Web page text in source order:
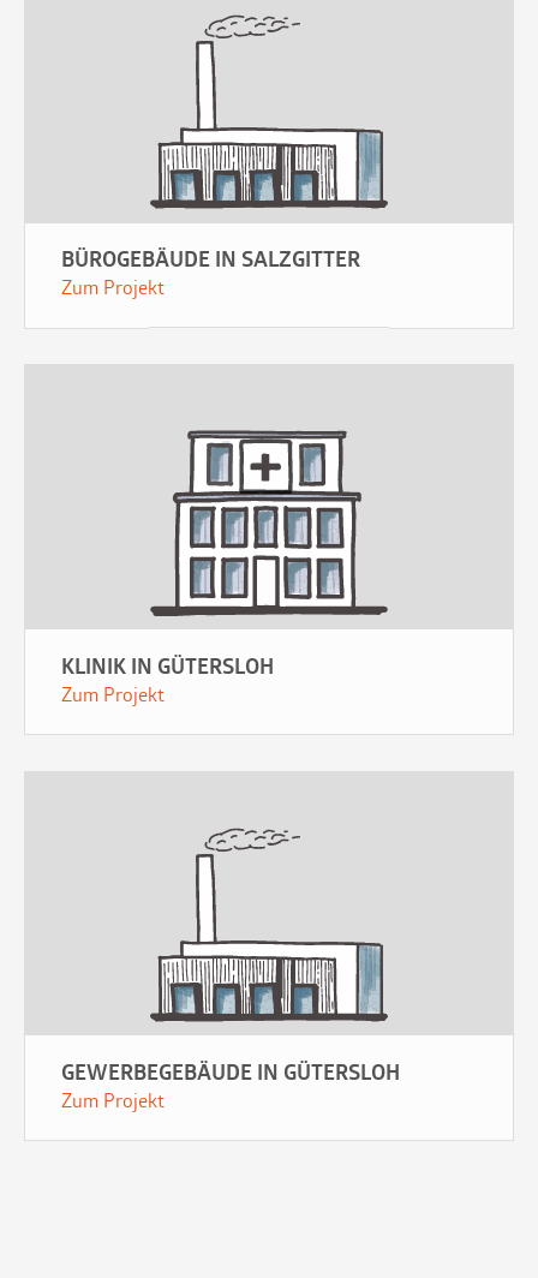
BÜROGEBÄUDE IN SALZGITTER
Zum Projekt
KLINIK IN GÜTERSLOH
Zum Projekt
GEWERBEGEBÄUDE IN GÜTERSLOH
Zum Projekt